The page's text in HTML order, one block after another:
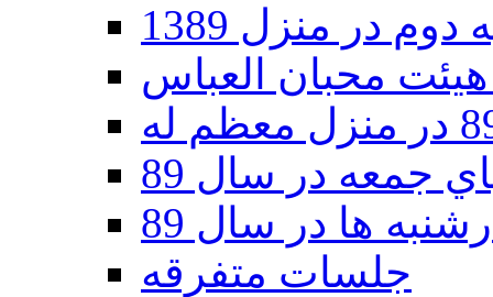
در منزل 1389
جمعه در سال 89
ها در سال 89
جلسات متفرقه